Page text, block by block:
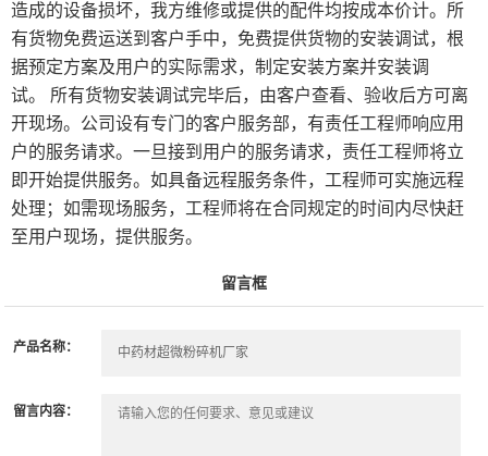
造成的设备损坏，我方维修或提供的配件均按成本价计。所
有货物免费运送到客户手中，免费提供货物的安装调试，根
据预定方案及用户的实际需求，制定安装方案并安装调
试。 所有货物安装调试完毕后，由客户查看、验收后方可离
开现场。公司设有专门的客户服务部，有责任工程师响应用
户的服务请求。一旦接到用户的服务请求，责任工程师将立
即开始提供服务。如具备远程服务条件，工程师可实施远程
处理；如需现场服务，工程师将在合同规定的时间内尽快赶
至用户现场，提供服务。
留言框
产品名称：
留言内容：